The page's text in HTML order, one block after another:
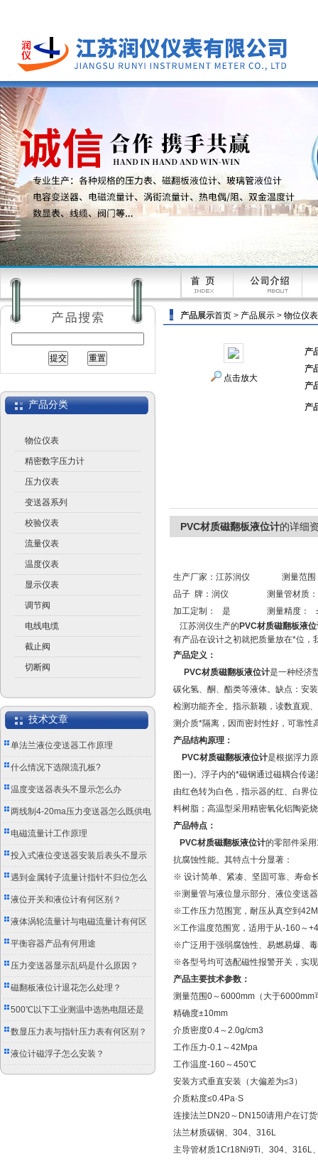
产品分类
物位仪表
精密数字压力计
压力仪表
变送器系列
校验仪表
流量仪表
温度仪表
显示仪表
调节阀
电线电缆
截止阀
切断阀
技术文章
单法兰液位变送器工作原理
什么情况下选限流孔板?
温度变送器表头不显示怎么办
两线制4-20ma压力变送器怎么既供电
又传信号？
电磁流量计工作原理
投入式液位变送器安装后表头不显示
怎么办？
遇到金属转子流量计指针不归位怎么
办？
液位开关和液位计有何区别？
液体涡轮流量计与电磁流量计有何区
别？
平衡容器产品有何用途
压力变送器显示乱码是什么原因？
磁翻板液位计退花怎么处理？
500℃以下工业测温中选热电阻还是
双金属温度计？
数显压力表与指针压力表有何区别？
液位计磁浮子怎么安装？
产品展示首页 > 产品展示 > 物位仪表
点击放大
产
产
产
产
PVC材质磁翻板液位计的详细
生产厂家：江苏润仪 测量范围
品子 牌：润仪 测量管材质：
加工定制： 是 测量精度：
江苏润仪生产的 PVC材质磁翻板液
有产品在设计之初就把质量放在*位，
产品定义：
PVC材质磁翻板液位计是一种经济
碳化氢、酮、酯类等液体。缺点：安
检测功能齐全。指示新颖，读数直观
测介质*隔离，因而密封性好，可靠性
产品结构原理：
PVC材质磁翻板液位计是根据浮力
图一)。浮子内的*磁钢通过磁耦合传
由红色转为白色，指示器的红、白界
料树脂；高温型采用精密氧化铝陶瓷
产品特点：
PVC材质磁翻板液位计的零部件采
抗腐蚀性能。其特点十分显著：
※ 设计简单、紧凑、坚固可靠、寿命
※测量管与液位显示部分、液位变送
※工作压力范围宽，耐压从真空到
※工作温度范围宽，适用于从-160～
※广泛用于强弱腐蚀性、易燃易爆、
※各型号均可选配磁性报警开关，实
产品主要技术参数：
测量范围0～6000mm（大于6000mm
精确度±10mm
介质密度0.4～2.0g/cm3
工作压力-0.1～42Mpa
工作温度-160～450℃
安装方式垂直安装（大偏差为≤3）
介质粘度≤0.4Pa·S
连接法兰DN20～DN150请用户在订
法兰材质碳钢、304、316L
主导管材质1Cr18Ni9Ti、304、316L